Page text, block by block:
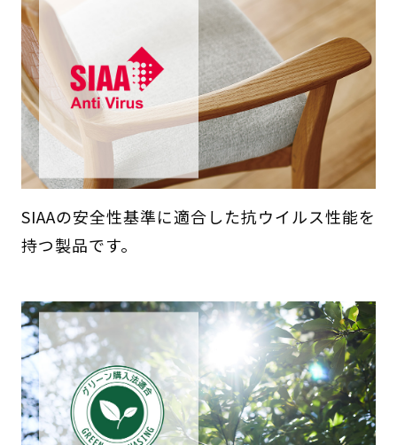
SIAAの安全性基準に適合した抗ウイルス性能を
持つ製品です。